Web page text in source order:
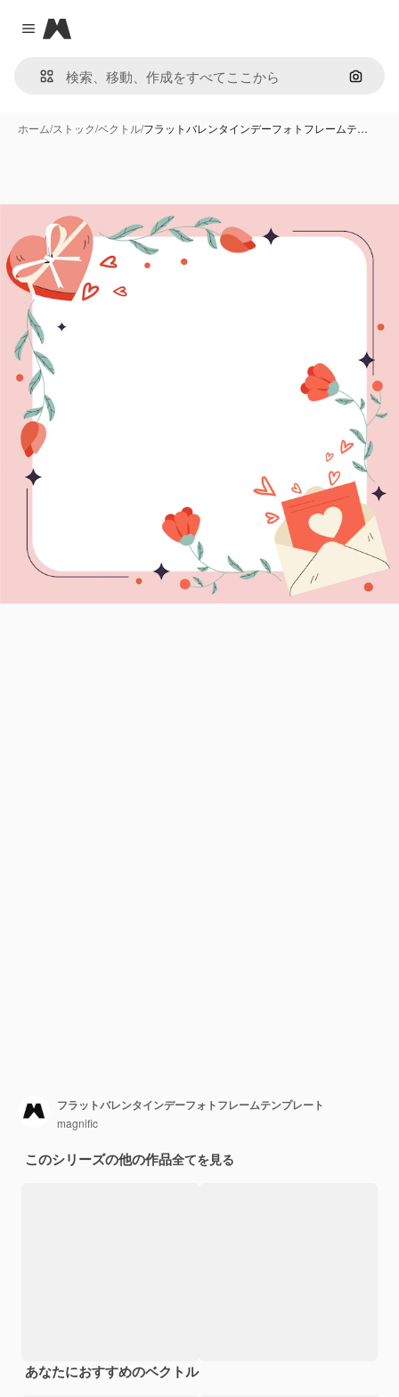
Close menu
Magnific
画像で
ホーム/ストック/ベクトル/フラットバレンタインデーフォトフレームテ…
フラットバレンタインデーフォトフレームテンプレート
magnific
このシリーズの他の作品全てを見る
あなたにおすすめのベクトル